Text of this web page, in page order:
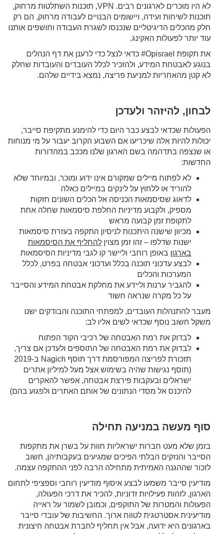
לא היו מוכרים לארגונים רבים. VPN, תוכנות השתלטות מרחוק,
תוכנות לשיחות ועידה, ויישומים הבנויים לעבודה מרחוק, הם רק
חלק מהכלים הדיגיטליים שנכנסו לשגרת העבודה וחושפים אותנו
עוד יותר לפעולות האקינג.
את תקופת Opisrael# כדאי לנצל כדי לרענן את דף הנהלים
בנוגע לאבטחת המידע, ולהזכיר לכלל העובדים והעובדות שחלק
לא קטן מהאחריות למניעת פריצה, נמצא בידיים שלהם.
לבחון, להיזהר ולעדכן
הפעולות שכדאי לבצע כבר היום כדי להימנע מתקיפת סייבר,
יכולות להיות אלה שיכריעו אם השבוע הקרוב יעבור על מי מנוחות
או שנצפה בתדהמה בשם הארגון שלנו מככב במהדורות
החדשות:
לא לפתוח מיילים שמקורם אינו ידוע ומוכר, ובמיוחד שלא
להוריד או ללחוץ על לינקים במיילים כאלה
לדאוג שסיסמאות הכניסה אל הכלים השונים חזקות
מספיק, ולקבוע מדיניות החלפת סיסמאות שחלה אחת
לתקופת זמן קבועה מראש
מכיוון שישנה היתכנות לניסיון התקפה בעזרת סיסמאות
ישנות שדלפו – זהו זמן מצוין להחליף את הסיסמאות
בארגון באופן רוחבי וליישר קו לגבי מדיניות הסיסמאות
לבצע עדכוני תוכנה בכלל ועדכוני אבטחה בפרט, לכלל
המערכות והכלים
להגביר ערנות וליידע את מחלקת אבטחת המידע והסייבר
על כל מקרה שנראה חשוד
מעבר להתנהלות העובדים, למפתחי התוכנה והבודקים ישנו
משקל חשוב נוסף שכדאי לשים אליו לב:
לבדוק את רמת האבטחה של רכיבי הקוד הפתוח
לבדוק את רמת האבטחה של התוספים ולעדכן אם צריך,
תזכורת לפריצה המפורסמת דרך תוסף Nagich ב-2019
(תוסף נגישות שהיה בשימוש אצל מעל למיליון אתרים
ישראלים ובעקבות פירצת אבטחה, אפשר להאקרים
להיכנס אל מסדי הנתונים של אותם האתרים ולפגוע בהם)
סוף מעשה במניעה תחילה
בזמן שלא מעט חברות ישראליות חוות על בשרן את מתקפות
הסייבר והנזקים הבלתי הפיכים שמגיעים בעקבותיהן, חשוב
לזכור שההגנה האמיתית מתחילה הרבה לפני ההתקפה עצמה.
מודיעין סייבר משמעו לבצע איסוף מודיעין רוחבי וספציפי לתחום
הארגון, לזהות פעילויות זדוניות, להכיר את דרכי הפעולה,
הפעולות והמטרות של התוקפים, וכמובן לשמור על ראייה
מודיעינית אסטרטגית לטווח ארוך. החשיבות של עובדי סייבר
בארגונים היא ידועה, אבל אין תחליף לחברת אבטחה חיצונית